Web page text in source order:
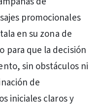
promocionales
en su zona de
para que la decisión
sin obstáculos ni
de
iniciales claros y